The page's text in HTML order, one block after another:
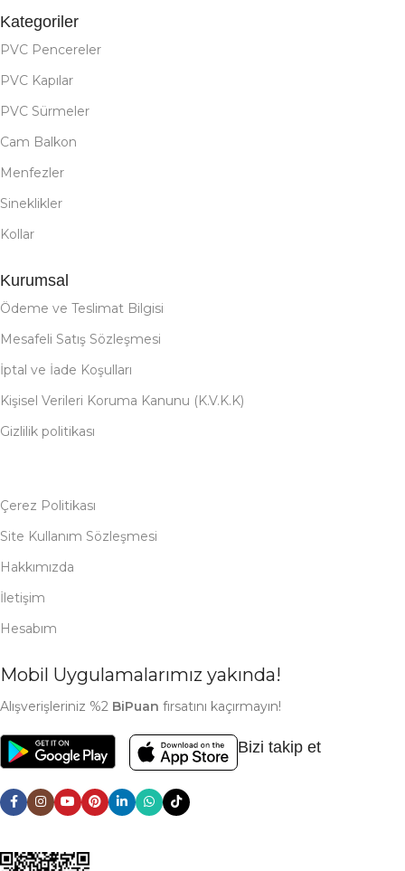
Kategoriler
PVC Pencereler
PVC Kapılar
PVC Sürmeler
Cam Balkon
Menfezler
Sineklikler
Kollar
Kurumsal
Ödeme ve Teslimat Bilgisi
Mesafeli Satış Sözleşmesi
İptal ve İade Koşulları
Kişisel Verileri Koruma Kanunu (K.V.K.K)
Gizlilik politikası
Çerez Politikası
Site Kullanım Sözleşmesi
Hakkımızda
İletişim
Hesabım
Mobil Uygulamalarımız yakında!
Alışverişleriniz %2 BiPuan fırsatını kaçırmayın!
Bizi takip et